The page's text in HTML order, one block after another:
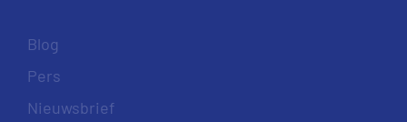
Blog
Pers
Nieuwsbrief